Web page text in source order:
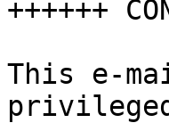
++++++
This e-